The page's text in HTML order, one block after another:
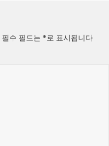
필수 필드는 *로 표시됩니다